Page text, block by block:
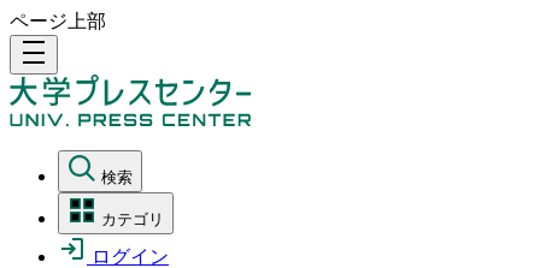
ページ上部
density_medium
検索
カテゴリ
ログイン